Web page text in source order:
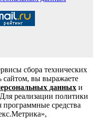
сбора технических
сайтом, вы выражаете
данных и
реализации политики
средства